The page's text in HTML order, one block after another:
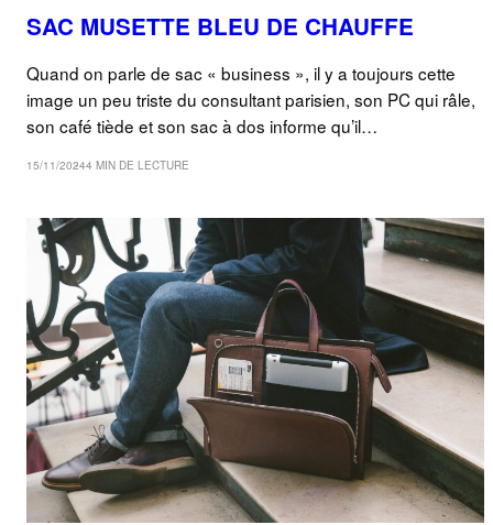
SAC MUSETTE BLEU DE CHAUFFE
Quand on parle de sac « business », il y a toujours cette
image un peu triste du consultant parisien, son PC qui râle,
son café tiède et son sac à dos informe qu’il…
15/11/20244 MIN DE LECTURE